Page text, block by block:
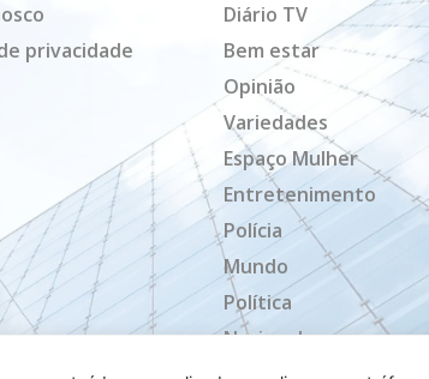
privacidade
Diário TV
Bem estar
Opinião
Variedades
Espaço Mulher
Entretenimento
Polícia
Mundo
Política
Nacional